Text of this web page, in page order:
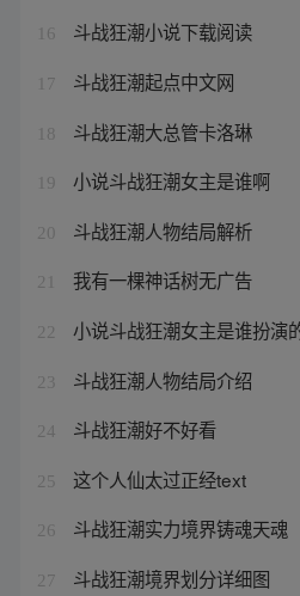
16 斗战狂潮小说下载阅读
17 斗战狂潮起点中文网
18 斗战狂潮大总管卡洛琳
19 小说斗战狂潮女主是谁啊
20 斗战狂潮人物结局解析
21 我有一棵神话树无广告
22 小说斗战狂潮女主是谁扮演
23 斗战狂潮人物结局介绍
24 斗战狂潮好不好看
25 这个人仙太过正经text
26 斗战狂潮实力境界铸魂天魂
27 斗战狂潮境界划分详细图